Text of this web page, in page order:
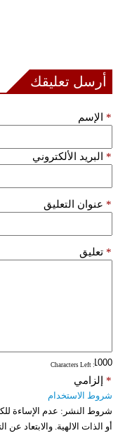
أرسل تعليقك
الإسم *
البريد الألكتروني *
عنوان التعليق *
تعليق *
: Characters Left
إلزامي *
شروط الاستخدام
شروط النشر: عدم الإساءة
أو الذات الالهية. والابتعاد